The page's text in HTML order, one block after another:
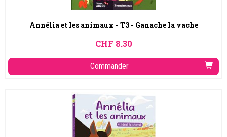
Annélia et les animaux - T3 - Ganache la vache
CHF 8.30
Commander